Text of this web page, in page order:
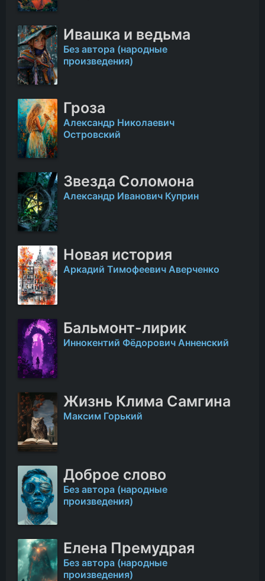
Ивашка и ведьма
Без автора (народные
произведения)
Гроза
Александр Николаевич
Островский
Звезда Соломона
Александр Иванович Куприн
Новая история
Аркадий Тимофеевич Аверченко
Бальмонт-лирик
Иннокентий Фёдорович Анненский
Жизнь Клима Самгина
Максим Горький
Доброе слово
Без автора (народные
произведения)
Елена Премудрая
Без автора (народные
произведения)